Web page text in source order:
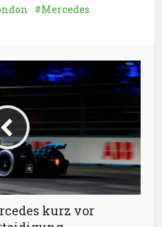
Mercedes
kurz vor